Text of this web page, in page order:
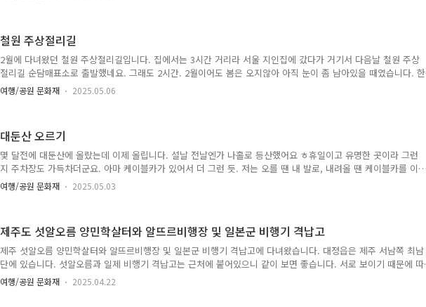
다보면 두 길로 갈라지는데 왼쪽으로 쭉 가면 세종대왕릉, 오른쪽은 효종릉입니다. 세종과 소헌왕후의 영릉 (英陵
감사합니다.
철원 주상절리길
2월에 다녀왔던 철원 주상절리길입니다. 집에서는 3시간 거리라 서울 지인집에 갔다가 거기서 다음날 철원 주상
절리길 순담매표소로 출발했네요. 그래도 2시간. 2월이어도 봄은 오지않아 아직 눈이 좀 남아있을 때였습니다. 한
탄간 양쪽으로 멋진 절경이 펄쳐집니다. 바닥이 뻥 뚫린 철다리를 실컷 걸어야 합니다. 갈때는 겁나도 올때는 익
숙해져요. 반환점 쯤 되는 드르니매표소앞 다리입니다. 너무(?) 안전하게 주변경치를 못보게 해놓았더라구요 ㅎ순
봤던 것 같습니다. 한번은 가보면 좋은 곳, 그러나 먼 길이라..
여행/공원 문화재 2025.05.06
대둔산 오르기
몇 달전에 대둔산에 올랐는데 이제 올립니다. 설날 전날엔가 나홀로 등산했어요 ㅎ휴일이고 유명한 곳이라 그런
지 주차장도 가득차더군요. 아마 케이블카가 있어서 더 그런 듯. 저는 오를 땐 내 발로, 내려올 땐 케이블카를 이
용했습니다. 등산 시작하자마자 가파른 산행이 시작됬습니다. 그래도 긴 코스는 아니고 한동안 산행을 좀 한 터라
그리 힘들지는 않았습니다. 케이블카 종착지가 다가옵니다. 건물 아래가 케이블카 타는 곳. 유명한 구름다리들이
상에 개척탑이 서있네요. 무슨 의미인지.... 뭔..
여행/공원 문화재 2025.05.03
제주도 섯알오름 양민학살터와 알뜨르비행장 및 일본군 비행기 격납고
제주 섯알오름 양민학살터와 알뜨르비행장 및 일본군 비행기 격납고에 다녀왔습니다. 대정읍은 제주 서남쪽 최남
단에 있습니다. 섯알오름과 일제 비행기 격납고는 근처에 붙어있으니 같이 보면 좋습니다. 서로 보이기 때문에 따
로 보기가 힘들거예요. 열심히 달려 4.3유적지섯알오름학살터주차장에 도착. 평일인데 주차장에 딱 두대 그나마
한대는 캠핑카가 주차되어 있더군요. 저만치 하얀 화장실도 있습니다. 비가 살짝 먼지잼처럼 내려서 잠씩 우산 쓰
여행/공원 문화재 2025.04.22